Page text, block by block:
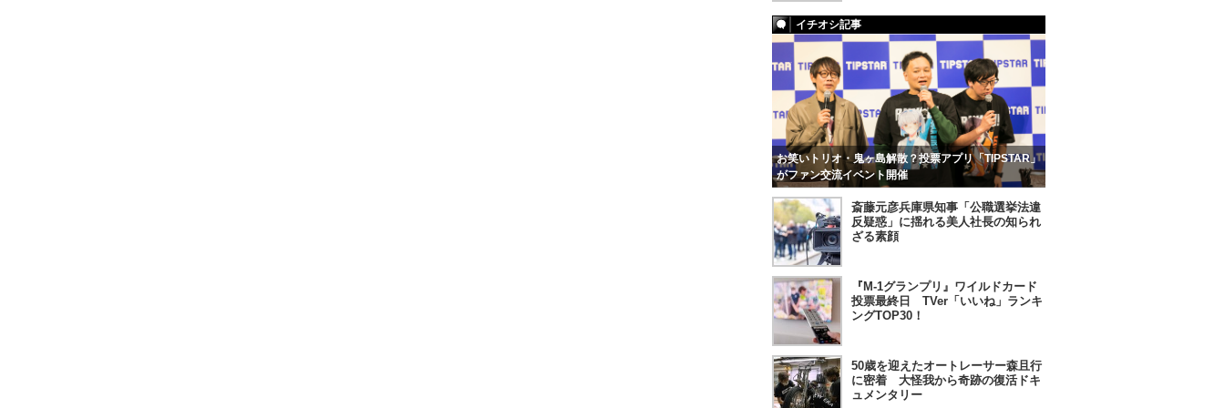
イチオシ記事
お笑いトリオ・鬼ヶ島解散？投票アプリ「TIPSTAR」
がファン交流イベント開催
斎藤元彦兵庫県知事「公職選挙法違
反疑惑」に揺れる美人社長の知られ
ざる素顔
『M-1グランプリ』ワイルドカード
投票最終日 TVer「いいね」ランキ
ングTOP30！
50歳を迎えたオートレーサー森且行
に密着 大怪我から奇跡の復活ドキ
ュメンタリー